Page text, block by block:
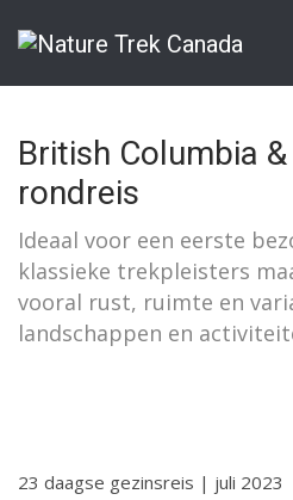
British Columbia
rondreis
Ideaal voor een eerste
klassieke trekpleisters
vooral rust, ruimte en
landschappen en
23 daagse gezinsreis | juli 2023